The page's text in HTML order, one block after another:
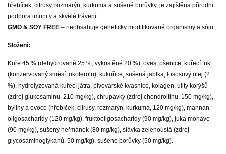
hřebíček, citrusy, rozmarýn, kurkuma a sušené borůvky, je zajištěna přírodní
podpora imunity a skvělé trávení.
GMO & SOY FREE – neobsahuje geneticky modifikované organismy a sóju.
Složení:
Kuře 45 % (dehydrované 25 %, vykostěné 20 %), oves, pšenice, kuřecí tuk
(konzervovaný směsí tokoferolů), kukuřice, sušená jablka, lososový olej (2
%), hydrolyzovaná kuřecí játra, pivovarské kvasnice, kolagen, ulity korýšů
(zdroj glukosaminu, 210 mg/kg), chrupavky (zdroj chondroitinu, 150 mg/kg),
byliny a ovoce (hřebíček, citrusy, rozmarýn, kurkuma, 120 mg/kg), mannan-
oligosacharidy (120 mg/kg), fruktooligosacharidy (90 mg/kg), juka mohave
(90 mg/kg), sušený heřmánek (80 mg/kg), slávka zelenoústá (zdroj
glycosaminoglykanů, 50 mg/kg), sušené borůvky (50 mg/kg).